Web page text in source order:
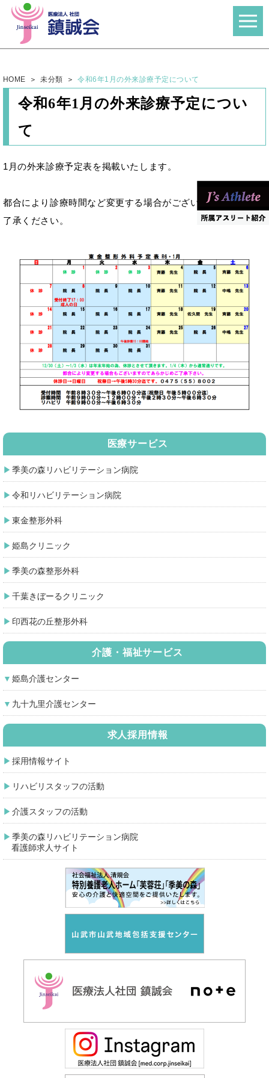
HOME 未分類 令和6年1月の外来診療予定について
令和6年1月の外来診療予定につい
て
1月の外来診療予定表を掲載いたします。
都合により診療時間など変更する場合がございますので予めご
了承ください。
医療サービス
季美の森リハビリテーション病院
令和リハビリテーション病院
東金整形外科
姫島クリニック
季美の森整形外科
千葉きぼーるクリニック
印西花の丘整形外科
介護・福祉サービス
姫島介護センター
九十九里介護センター
求人採用情報
採用情報サイト
リハビリスタッフの活動
介護スタッフの活動
季美の森リハビリテーション病院
看護師求人サイト